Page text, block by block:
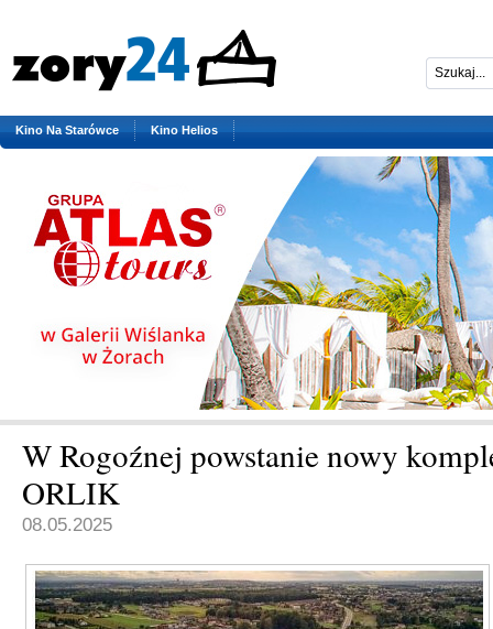
Kino Na Starówce Kino Helios
W Rogoźnej powstanie nowy
ORLIK
08.05.2025